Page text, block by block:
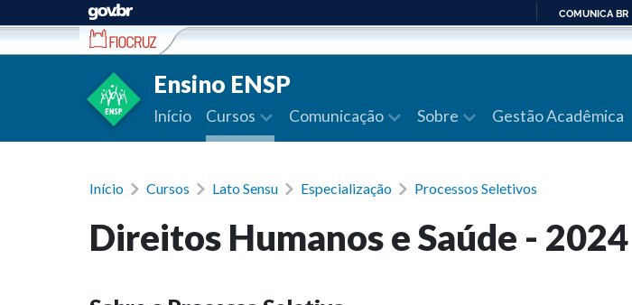
Ir para conteúdo
PARA
COMUNICA BR
Ensino ENSP
Início Cursos Comunicação Sobre Gestão Acadêmica
Início Cursos Lato Sensu Especialização Processos Seletivos
Direitos Humanos e Saúde - 2024